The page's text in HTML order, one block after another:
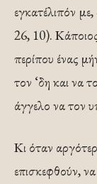
εγκατέλιπόν
26, 10).
περίπου ένας
τον ‘δη και να
άγγελο να τον
Κι όταν
επισκεφθούν,